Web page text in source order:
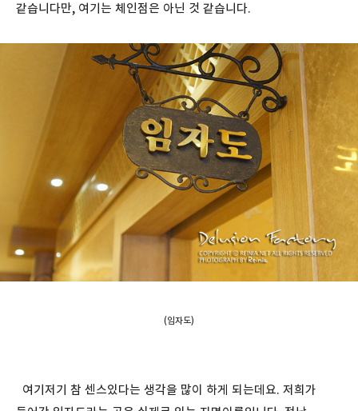
같습니다만, 여기는 체인점은 아닌 것 같습니다.
(임자도)
여기저기 참 센스있다는 생각을 많이 하게 되는데요. 저희가